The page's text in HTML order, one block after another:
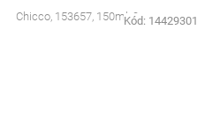
Chicco, 153657, 150ml, 0m+
Kód: 14429301